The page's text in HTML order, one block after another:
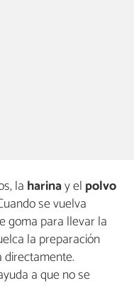
la harinay el polvo
se vuelva
goma para llevar la
la preparación
a que no se